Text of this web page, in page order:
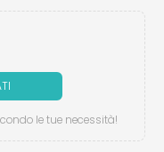
le tue necessità!